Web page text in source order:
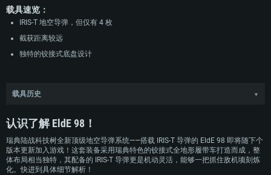
载具速览：
IRIS-T 地空导弹，但仅有 4 枚
截获距离较远
独特的铰接式底盘设计
载具历史 ▼
在替代老旧的 RBS 70 防空系统。整套防空系统由多辆特种车辆及指挥单元构成，
其中核心装备为 Eldenhet 98 地空导弹系统——该系统整合了配备雷达的指挥舱段
与牵引式 IRIS-T SL 地空导弹发射拖车。
Eldenhet 98 防空导弹系统原型车于 2016 年 8 月首次公开亮相，正值瑞典空军在
马尔默空军基地举行成立 90 周年纪念活动之际。
认识了解 EldE 98！
瑞典陆战科技树全新顶级地空导弹系统——搭载 IRIS-T 导弹的 EldE 98 即将随下个
版本更新加入游戏！这套装备采用瑞典特色的铰接式全地形履带车打造而成，整
体布局相当独特，其配备的 IRIS-T 导弹更是机动灵活，能够一把抓住敌机顷刻炼
化。快进到具体细节解析！